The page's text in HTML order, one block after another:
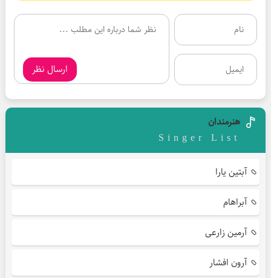
ارسال نظر
هنرمندان
Singer List
آبتین یارا
آبراهام
آرمین زارعی
آرون افشار